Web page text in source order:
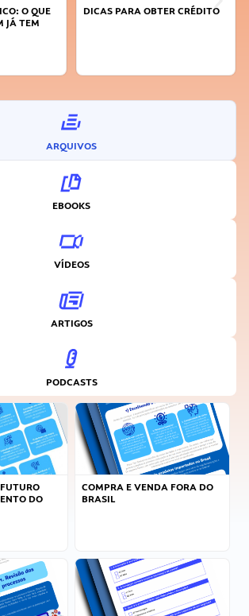
O QUE
JÁ TEM
DICAS PARA OBTER CRÉDITO
ARQUIVOS
EBOOKS
VÍDEOS
ARTIGOS
PODCASTS
DO
COMPRA E VENDA FORA DO
BRASIL